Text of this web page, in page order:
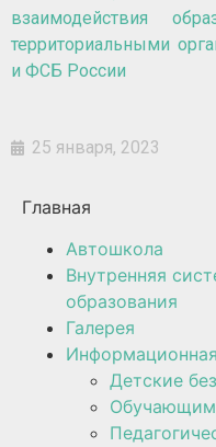
взаимодействия
территориальными
и ФСБ России
25 января, 2023
Главная
Автошкола
Внутренняя
образования
Галерея
Детские